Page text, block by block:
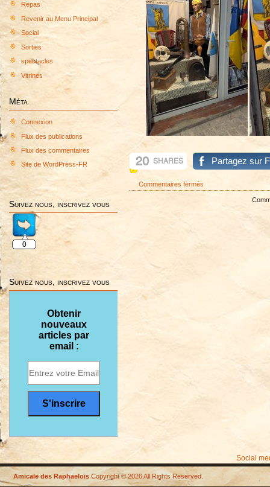
Repas
Revenir au Menu Principal
Social
Sorties
spectacles
Vitrines
Méta
Connexion
Flux des publications
Flux des commentaires
Site de WordPress-FR
Suivez nous, inscrivez vous
0
Suivez nous, inscrivez vous
Obtenir
nouveaux
articles par
email :
20 SHARES Partagez sur
Commentaires fermés
Social
Amicale des RaphaeloisCopyright © 2026 All Rights Reserved.